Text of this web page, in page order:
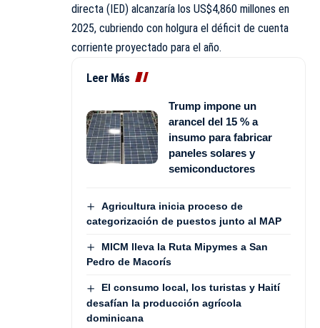
directa (IED) alcanzaría los US$4,860 millones en
2025, cubriendo con holgura el déficit de cuenta
corriente proyectado para el año.
Leer Más
Trump impone un
arancel del 15 % a
insumo para fabricar
paneles solares y
semiconductores
Agricultura inicia proceso de
categorización de puestos junto al MAP
MICM lleva la Ruta Mipymes a San
Pedro de Macorís
El consumo local, los turistas y Haití
desafían la producción agrícola
dominicana